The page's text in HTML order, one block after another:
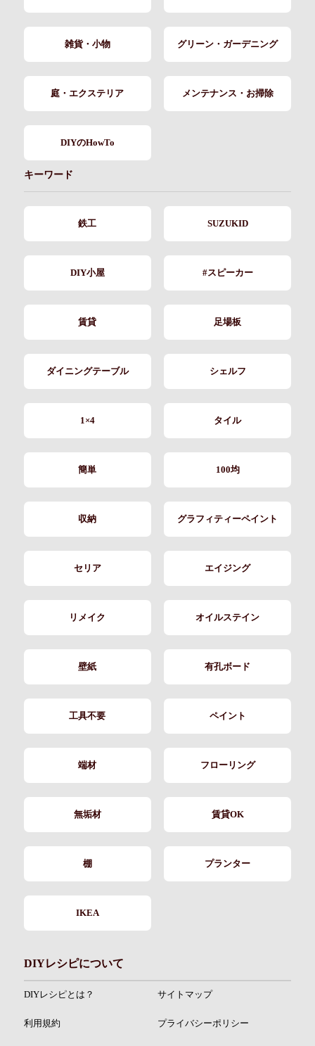
雑貨・小物 グリーン・ガーデニング
庭・エクステリア メンテナンス・お掃除
DIYのHowTo
キーワード
鉄工 SUZUKID
DIY小屋 #スピーカー
賃貸 足場板
ダイニングテーブル シェルフ
1×4 タイル
簡単 100均
収納 グラフィティーペイント
セリア エイジング
リメイク オイルステイン
壁紙 有孔ボード
工具不要 ペイント
端材 フローリング
無垢材 賃貸OK
棚 プランター
IKEA
DIYレシピについて
DIYレシピとは？ サイトマップ
利用規約 プライバシーポリシー